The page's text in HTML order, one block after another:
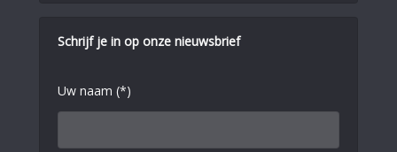
Schrijf je in op onze nieuwsbrief
Uw naam (*)